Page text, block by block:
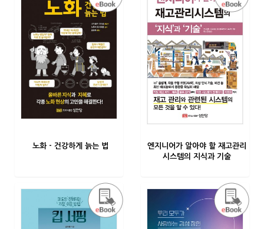
노화 - 건강하게 늙는 법
엔지니어가 알아야 할 재고관리
시스템의 지식과 기술